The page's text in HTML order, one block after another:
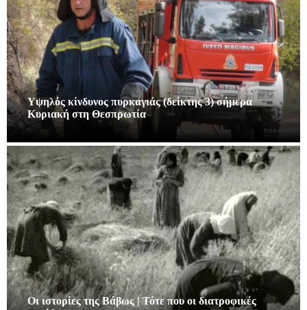
Υψηλός κίνδυνος πυρκαγιάς (δείκτης 3) σήμερα
Κυριακή στη Θεσπρωτία
Οι ιστορίες της Βάβως | Τότε που οι διατροφικές